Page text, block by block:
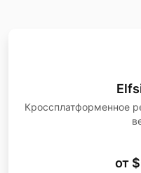
Кроссплатформенное
от